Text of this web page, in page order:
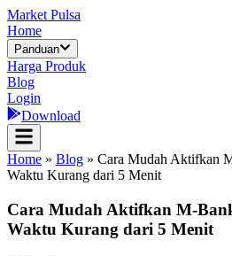
Market Pulsa
Home
Panduan
Harga Produk
Blog
Login
Download
Home » Blog » Cara Mudah Aktifkan
Waktu Kurang dari 5 Menit
Cara Mudah Aktifkan M-
Waktu Kurang dari 5 Menit